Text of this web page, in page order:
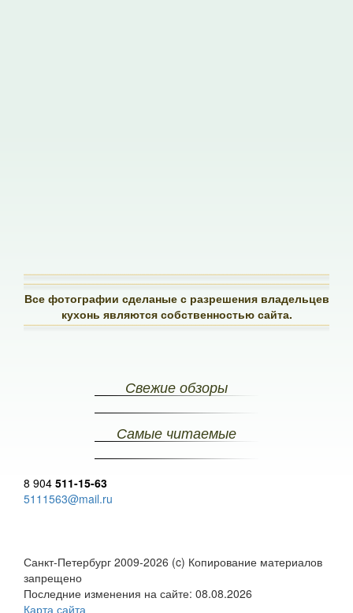
Все фотографии сделаные с разрешения владельцев
кухонь являются собственностью сайта.
Свежие обзоры
Самые читаемые
8 904 511-15-63
5111563@mail.ru
Санкт-Петербург 2009-2026 (c) Копирование материалов
запрещено
Последние изменения на сайте: 08.08.2026
Карта сайта